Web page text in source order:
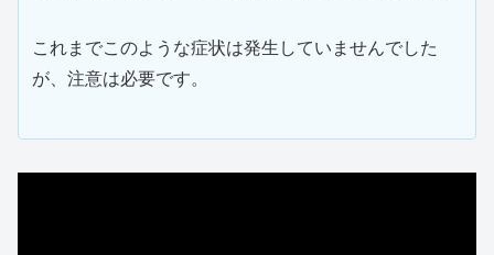
これまでこのような症状は発生していませんでした
が、注意は必要です。